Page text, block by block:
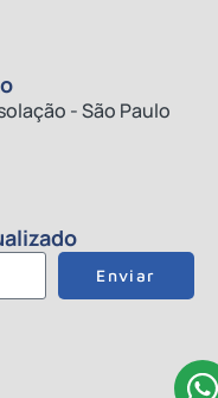
- São Paulo
Enviar